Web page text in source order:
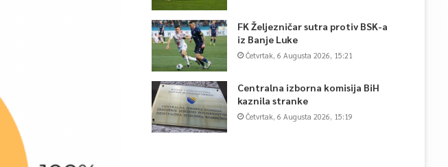
FK Željezničar sutra protiv BSK-a
iz Banje Luke
Četvrtak, 6 Augusta 2026, 15:21
Centralna izborna komisija BiH
kaznila stranke
Četvrtak, 6 Augusta 2026, 15:19